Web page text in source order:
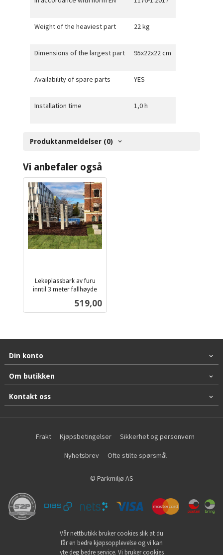
Weight of the heaviest part 22 kg
Dimensions of the largest part 95x22x22 cm
Availability of spare parts YES
Installation time 1,0 h
Produktanmeldelser (0)
Vi anbefaler også
Lekeplassbark av furu
inntil 3 meter fallhøyde
Pris
519,00
Din konto
Om butikken
Kontakt oss
Frakt Kjøpsbetingelser Sikkerhet og personvern
Nyhetsbrev Ofte stilte spørsmål
© Parkmiljø AS
Vår nettbutikk bruker cookies slik at du
får en bedre kjøpsopplevelse og vi kan
yte deg bedre service. Vi bruker cookies